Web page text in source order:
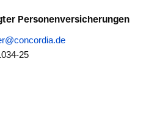
Personenversicherungen
25